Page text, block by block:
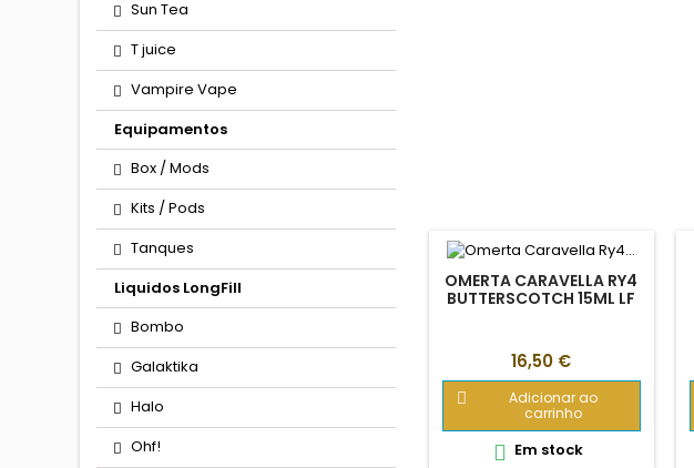
Sun Tea
T juice
Vampire Vape
Equipamentos
Box / Mods
Kits / Pods
Tanques
Liquidos LongFill
Bombo
Galaktika
Halo
Ohf!
OMERTA CARAVELLA RY4
BUTTERSCOTCH 15ML LF
Preço
16,50 €

Adicionar ao
carrinho
 Em stock